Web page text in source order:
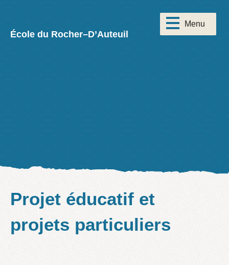
École du Rocher–D’Auteuil
Projet éducatif et
projets particuliers